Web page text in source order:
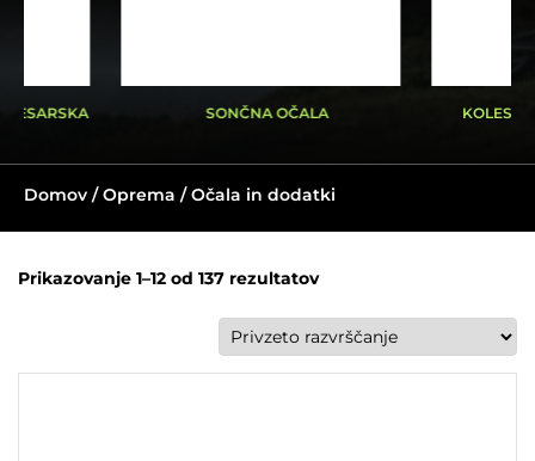
SONČNA OČALA
Domov /Oprema / Očala in dodatki
Prikazovanje 1–12 od 137 rezultatov